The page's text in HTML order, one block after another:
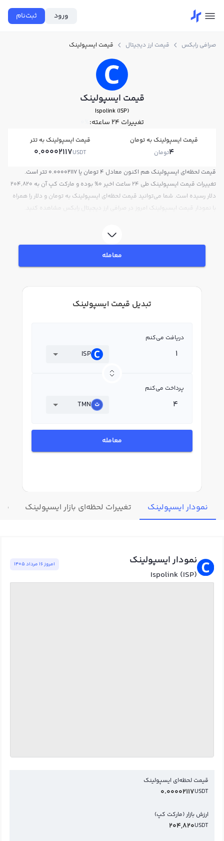
ورود ثبت‌نام
صرافی رابکس قیمت ارز دیجیتال قیمت ایسپولینک
قیمت ایسپولینک
Ispolink (ISP)
تغییرات ۲۴ ساعته: 0%
قیمت ایسپولینک به تومان
4تومان
قیمت ایسپولینک به تتر
0.00002117USDT
قیمت لحظه‌ای ایسپولینک هم اکنون معادل 4 تومان یا 0.00002117 تتر است.
تغییرات قیمت ایسپولینک طی 24 ساعت اخیر 0% بوده و مارکت کپ آن به 204,820
دلار رسیده است. شما می‌توانید قیمت لحظه‌ای ایسپولینک به تومان و دلار را همراه
با نمودار قیمت ایسپولینک امروز در صرافی ارز دیجیتال رابکس مشاهده کنید.
معامله
تبدیل قیمت ایسپولینک
دریافت می‌کنم
ISP
پرداخت می‌کنم
TMN
معامله
نمودار ایسپولینک تغییرات لحظه‌ای بازار ایسپولینک
نمودار ایسپولینک
Ispolink (ISP)
امروز ١٦ مرداد ١٤٠٥
قیمت لحظه‌ای ایسپولینک
USDT
0.00002117
ارزش بازار (مارکت کپ)
USDT
204,820